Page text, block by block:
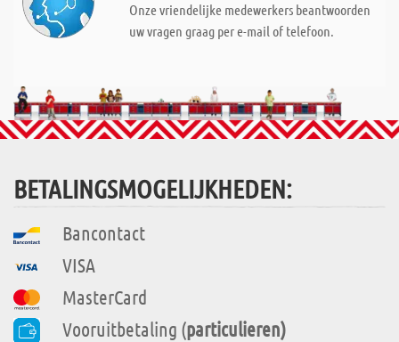
Onze vriendelijke medewerkers beantwoorden
uw vragen graag per e-mail of telefoon.
BETALINGSMOGELIJKHEDEN:
Bancontact
VISA
MasterCard
Vooruitbetaling (particulieren)